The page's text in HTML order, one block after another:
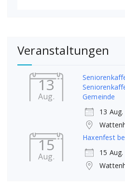
Veranstaltungen
13
Aug.
Gemeinde
13 Aug.
15
Aug.
Haxenfest
15 Aug.